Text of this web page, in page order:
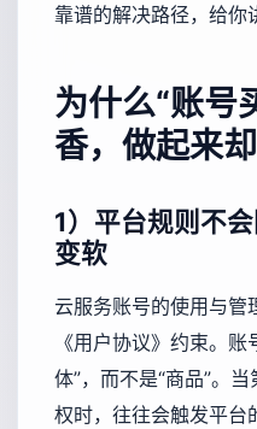
靠谱的解决路径，给你
为什么“账号
香，做起来
1）平台规则不
变软
云服务账号的使用与管
《用户协议》约束。
体”，而不是“商品”。
权时，往往会触发平台